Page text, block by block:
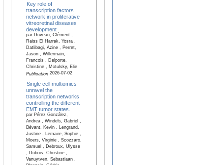
Key role of
transcription factors
network in proliferative
vitreoretinal diseases
development
par Duveau, Clément ,
Raiss El Harrak, Yosra ,
Datlibagi, Azine , Perret,
Jason , Willermain,
Francois , Delporte,
Christine , Motulsky, Elie
Publication2026-07-02
Single cell multiomics
unravel the
transcription networks
controlling the different
EMT tumor states.
par Pérez González,
Andrea , Windels, Gabriel ,
Bévant, Kevin , Lengrand,
Justine , Lemaire, Sophie ,
Moers, Virginie , Scozzaro,
Samuel , Debroux, Ulysse
, Dubois, Christine ,
Vanuytven, Sebastiaan ,